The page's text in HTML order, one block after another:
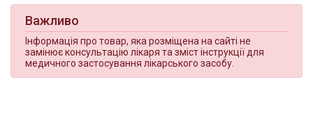
Важливо
Інформація про товар, яка розміщена на сайті не
замінює консультацію лікаря та зміст інструкції для
медичного застосування лікарського засобу.